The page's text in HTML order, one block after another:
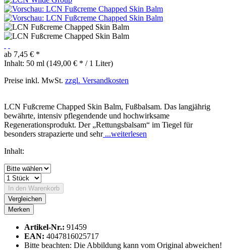
ab 7,45 € *
Inhalt: 50 ml (149,00 € * / 1 Liter)
Preise inkl. MwSt. zzgl. Versandkosten
LCN Fußcreme Chapped Skin Balm, Fußbalsam. Das langjährig
bewährte, intensiv pflegendende und hochwirksame
Regenerationsprodukt. Der „Rettungsbalsam“ im Tiegel für
besonders strapazierte und sehr...weiterlesen
Inhalt:
In den Warenkorb
Vergleichen
Merken
Artikel-Nr.: 91459
EAN: 4047816025717
Bitte beachten: Die Abbildung kann vom Original abweichen!